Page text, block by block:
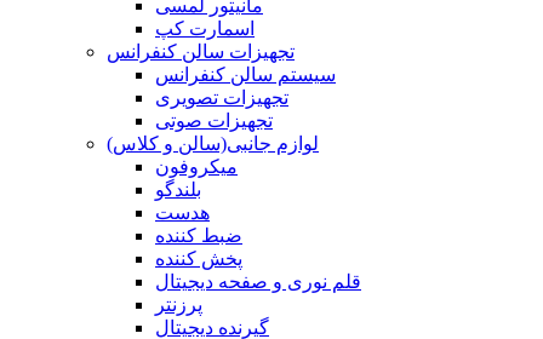
مانیتور لمسی
اسمارت کپ
تجهیزات سالن کنفرانس
سیستم سالن کنفرانس
تجهیزات تصویری
تجهیزات صوتی
لوازم جانبی(سالن و کلاس)
میکروفون
بلندگو
هدست
ضبط کننده
پخش کننده
قلم نوری و صفحه دیجیتال
پرزنتر
گیرنده دیجیتال